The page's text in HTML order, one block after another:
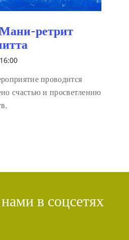
ретрит
16:00
проводится
счастью и просветлению
в соцсетях